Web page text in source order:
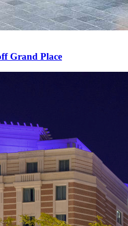
Grand Place